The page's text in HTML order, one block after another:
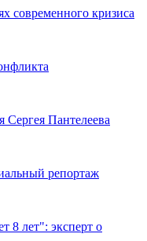
современного кризиса
Сергея Пантелеева
репортаж
8 лет": эксперт о